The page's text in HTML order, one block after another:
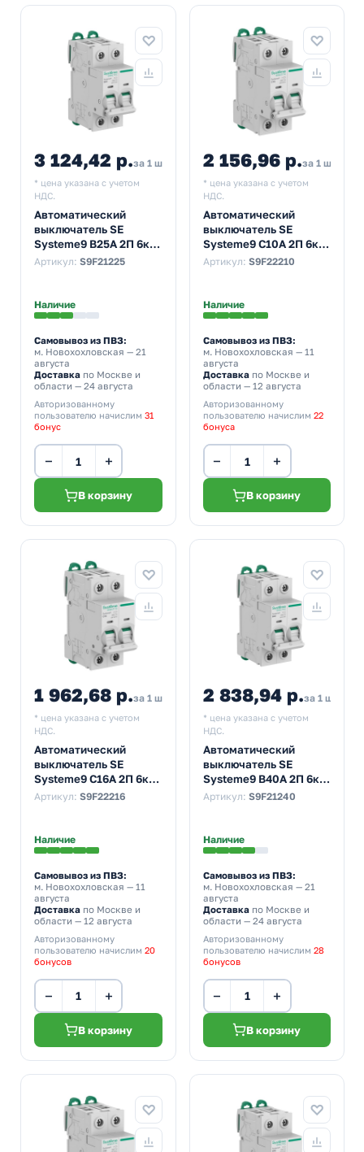
3 124,42 р.за 1 шт
* цена указана с учетом
НДС.
Автоматический
выключатель SE
Systeme9 В25А 2П 6кА
(автомат
Артикул: S9F21225
Наличие
Самовывоз из ПВЗ:
м. Новохохловская — 21
августа
Доставка по Москве и
области — 24 августа
Авторизованному
пользователю начислим 31
бонус
− +
В корзину
2 156,96 р.за 1 шт
* цена указана с учетом
НДС.
Автоматический
выключатель SE
Systeme9 С10А 2П 6кА
(автомат
Артикул: S9F22210
Наличие
Самовывоз из ПВЗ:
м. Новохохловская — 11
августа
Доставкапо Москве и
области — 12 августа
Авторизованному
пользователю начислим 22
бонуса
− +
В корзину
1 962,68 р.за 1 шт
* цена указана с учетом
НДС.
Автоматический
выключатель SE
Systeme9 С16А 2П 6кА
(автомат
Артикул: S9F22216
Наличие
Самовывоз из ПВЗ:
м. Новохохловская — 11
августа
Доставка по Москве и
области — 12 августа
Авторизованному
пользователю начислим 20
бонусов
− +
В корзину
2 838,94 р.за 1 шт
* цена указана с учетом
НДС.
Автоматический
выключатель SE
Systeme9 В40А 2П 6кА
(автомат
Артикул: S9F21240
Наличие
Самовывоз из ПВЗ:
м. Новохохловская — 21
августа
Доставкапо Москве и
области — 24 августа
Авторизованному
пользователю начислим 28
бонусов
− +
В корзину